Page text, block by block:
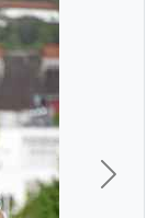
Next